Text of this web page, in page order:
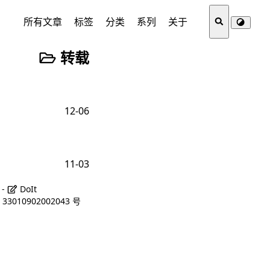
所有文章 标签 分类 系列 关于
转载
12-06
11-03
DoIt
号